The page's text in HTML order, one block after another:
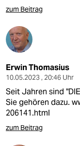
zum Beitrag
Erwin Thomasius
10.05.2023 , 20:46 Uhr
Seit Jahren sind
Sie gehören dazu.
206141.html
zum Beitrag